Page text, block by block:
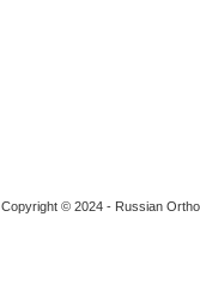
Copyright © 2024 - Russian